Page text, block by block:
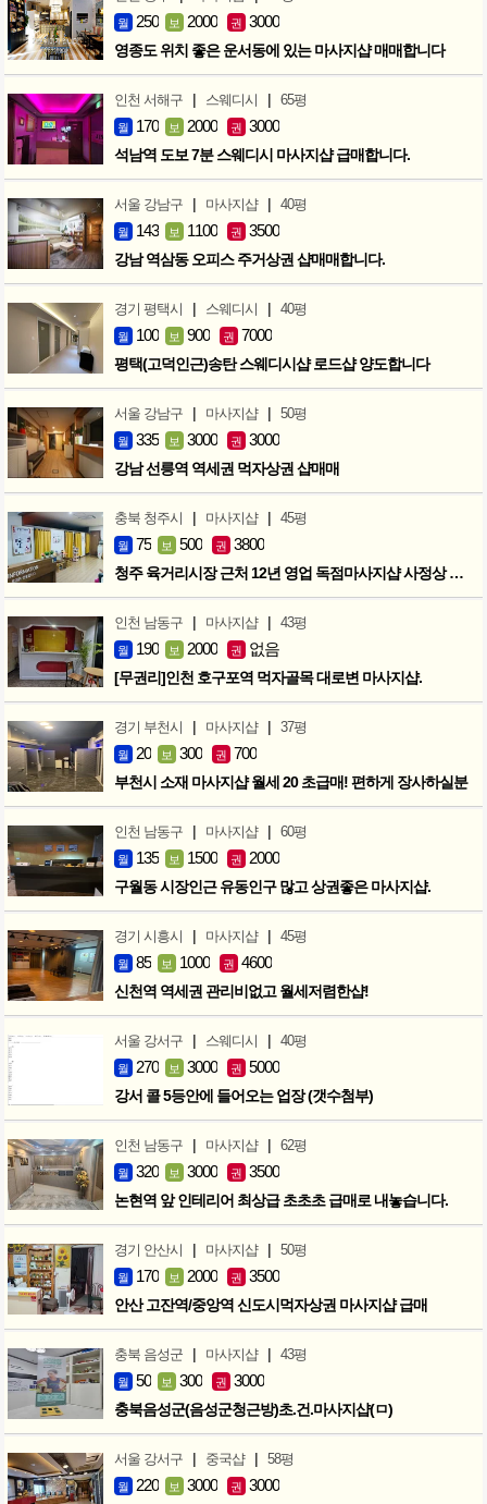
월 250 보 2000 권 3000
영종도 위치 좋은 운서동에 있는 마사지샵 매매합니다
인천 서해구 | 스웨디시 | 65평
월 170 보 2000 권 3000
석남역 도보 7분 스웨디시 마사지샵 급매합니다.
서울 강남구 | 마사지샵 | 40평
월 143 보 1100 권 3500
강남 역삼동 오피스 주거상권 샵매매합니다.
경기 평택시 | 스웨디시 | 40평
월 100 보 900 권 7000
평택(고덕인근)송탄 스웨디시샵 로드샵 양도합니다
서울 강남구 | 마사지샵 | 50평
월 335 보 3000 권 3000
강남 선릉역 역세권 먹자상권 샵매매
충북 청주시 | 마사지샵 | 45평
월 75 보 500 권 3800
청주 육거리시장 근처 12년 영업 독점마사지샵 사정상 급매합니다.
인천 남동구 | 마사지샵 | 43평
월 190 보 2000 권 없음
[무권리]인천 호구포역 먹자골목 대로변 마사지샵.
경기 부천시 | 마사지샵 | 37평
월 20 보 300 권 700
부천시 소재 마사지샵 월세 20 초급매! 편하게 장사하실분
인천 남동구 | 마사지샵 | 60평
월 135 보 1500 권 2000
구월동 시장인근 유동인구 많고 상권좋은 마사지샵.
경기 시흥시 | 마사지샵 | 45평
월 85 보 1000 권 4600
신천역 역세권 관리비없고 월세저렴한샵!
서울 강서구 | 스웨디시 | 40평
월 270 보 3000 권 5000
강서 콜 5등안에 들어오는 업장 (갯수첨부)
인천 남동구 | 마사지샵 | 62평
월 320 보 3000 권 3500
논현역 앞 인테리어 최상급 초초초 급매로 내놓습니다.
경기 안산시 | 마사지샵 | 50평
월 170 보 2000 권 3500
안산 고잔역/중앙역 신도시먹자상권 마사지샵 급매
충북 음성군 | 마사지샵 | 43평
월 50 보 300 권 3000
충북음성군(음성군청근방)초.건.마사지샵(ㅁ)
서울 강서구 | 중국샵 | 58평
월 220 보 3000 권 3000